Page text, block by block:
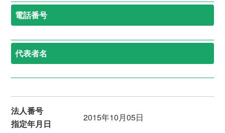
電話番号
代表者名
法人番号
指定年月日
2015年10月05日